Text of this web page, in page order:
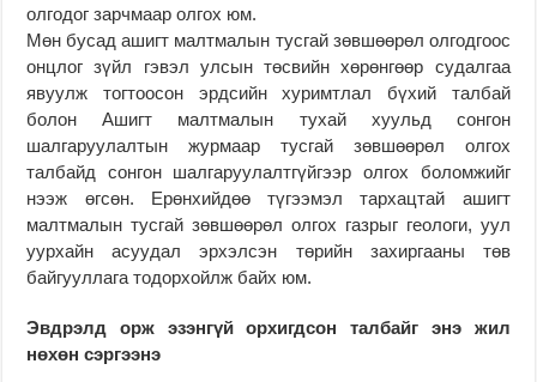
олгодог зарчмаар олгох юм.
Мөн бусад ашигт малтмалын тусгай зөвшөөрөл олгодгоос
онцлог зүйл гэвэл улсын төсвийн хөрөнгөөр судалгаа
явуулж тогтоосон эрдсийн хуримтлал бүхий талбай
болон Ашигт малтмалын тухай хуульд сонгон
шалгаруулалтын журмаар тусгай зөвшөөрөл олгох
талбайд сонгон шалгаруулалтгүйгээр олгох боломжийг
нээж өгсөн. Ерөнхийдөө түгээмэл тархацтай ашигт
малтмалын тусгай зөвшөөрөл олгох газрыг геологи, уул
уурхайн асуудал эрхэлсэн төрийн захиргааны төв
байгууллага тодорхойлж байх юм.
Эвдрэлд орж эзэнгүй орхигдсон талбайг энэ жил
нөхөн сэргээнэ